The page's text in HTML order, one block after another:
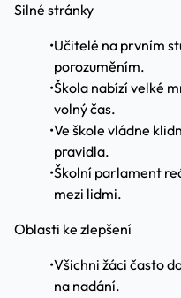
Silné stránky
•Učitelé na prvním
porozuměním.
•Škola nabízí velké
volný čas.
•Ve škole vládne
pravidla.
•Školní parlament
mezi lidmi.
Oblasti ke zlepšení
•Všichni žáci často
na nadání.